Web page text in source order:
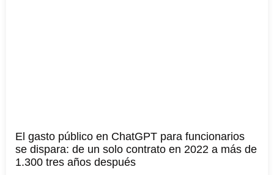
El gasto público en ChatGPT para funcionarios
se dispara: de un solo contrato en 2022 a más de
1.300 tres años después